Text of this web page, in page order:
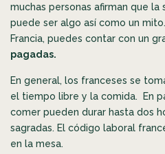
muchas personas afirman que la
puede ser algo así como un
Francia, puedes contar con un
pagadas.
En general, los franceses se
el tiempo libre y la comida. En
comer pueden durar hasta dos
sagradas. El código laboral
en la mesa.